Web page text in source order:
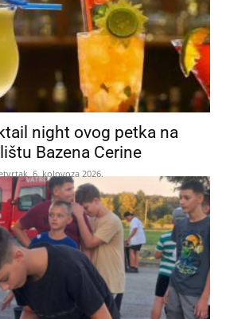
night ovog petka na
Bazena Cerine
6. kolovoza 2026.